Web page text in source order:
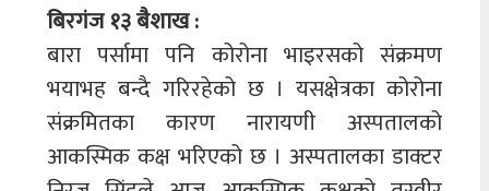
बिरगंज १३ बैशाख :
बारा पर्सामा पनि कोरोना भाइरसको संक्रमण
भयाभह बन्दै गरिरहेको छ । यसक्षेत्रका कोरोना
संक्रमितका कारण नारायणी अस्पतालको
आकस्मिक कक्ष भरिएको छ । अस्पतालका डाक्टर